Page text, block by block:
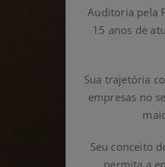
Auditoria pela
15 anos de
Sua trajetória
empresas no
Seu conceito